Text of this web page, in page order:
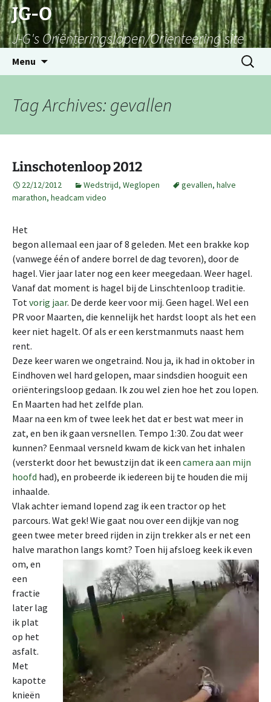
Skip
to
content
JG-O
J-G's Oriënteringslopen/Orienteering site
Menu
Search
for:
Tag Archives: gevallen
Linschotenloop 2012
22/12/2012 Wedstrijd, Weglopen gevallen, halve
marathon, headcam video
Het
begon allemaal een jaar of 8 geleden. Met een brakke kop
(vanwege één of andere borrel de dag tevoren), door de
hagel. Vier jaar later nog een keer meegedaan. Weer hagel.
Vanaf dat moment is hagel bij de Linschtenloop traditie.
Totvorig jaar. De derde keer voor mij. Geen hagel. Wel een
PR voor Maarten, die kennelijk het hardst loopt als het een
keer niet hagelt. Of als er een kerstmanmuts naast hem
rent.
Deze keer waren we ongetraind. Nou ja, ik had in oktober in
Eindhoven wel hard gelopen, maar sindsdien hooguit een
oriënteringsloop gedaan. Ik zou wel zien hoe het zou lopen.
En Maarten had het zelfde plan.
Maar na een km of twee leek het dat er best wat meer in
zat, en ben ik gaan versnellen. Tempo 1:30. Zou dat weer
kunnen? Eenmaal versneld kwam de kick van het inhalen
(versterkt door het bewustzijn dat ik een camera aan mijn
hoofd had), en probeerde ik iedereen bij te houden die mij
inhaalde.
Vlak achter iemand lopend zag ik een tractor op het
parcours. Wat gek! Wie gaat nou over een dijkje van nog
geen twee meter breed rijden in zijn trekker als er net een
halve marathon langs komt? Toen hij afsloeg keek ik even
om, en
een
fractie
later lag
ik plat
op het
asfalt.
Met
kapotte
knieën